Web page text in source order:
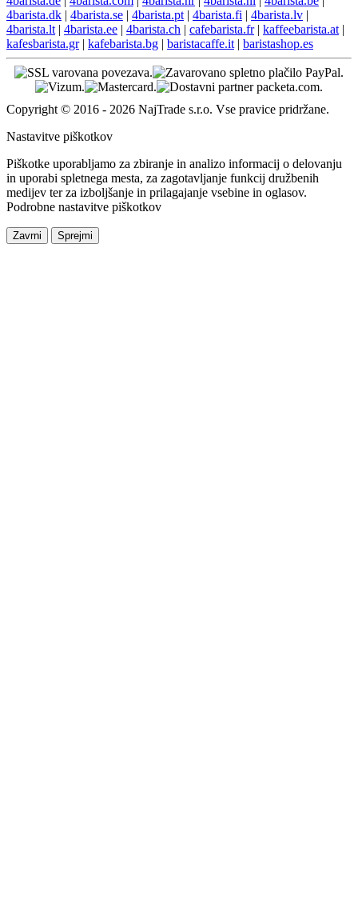
4barista.dk | 4barista.se | 4barista.pt | 4barista.fi | 4barista.lv |
4barista.lt | 4barista.ee | 4barista.ch | cafebarista.fr| kaffeebarista.at |
kafesbarista.gr| kafebarista.bg | baristacaffe.it | baristashop.es
Copyright © 2016 - 2026 NajTrade s.r.o. Vse pravice pridržane.
Nastavitve piškotkov
Piškotke uporabljamo za zbiranje in analizo informacij o delovanju
in uporabi spletnega mesta, za zagotavljanje funkcij družbenih
medijev ter za izboljšanje in prilagajanje vsebine in oglasov.
Podrobne nastavitve piškotkov
Zavrni Sprejmi